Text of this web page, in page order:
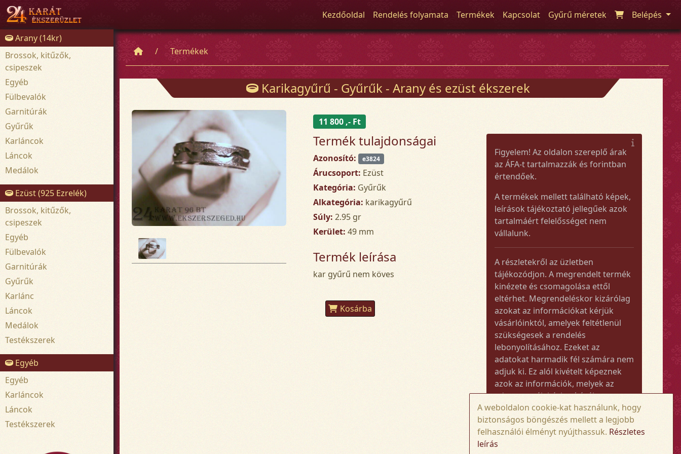
Kezdőoldal Rendelés folyamata Termékek Kapcsolat Gyűrű méretek Belépés
Arany (14kr)
Brossok, kitűzők,
csipeszek
Egyéb
Fülbevalók
Garnitúrák
Gyűrűk
Karláncok
Láncok
Medálok
Ezüst (925 Ezrelék)
Brossok, kitűzők,
csipeszek
Egyéb
Fülbevalók
Garnitúrák
Gyűrűk
Karlánc
Láncok
Medálok
Testékszerek
Egyéb
Egyéb
Karláncok
Láncok
Testékszerek
Termékek
Karikagyűrű - Gyűrűk - Arany és ezüst ékszerek
11 800 ,- Ft
Termék tulajdonságai
Azonosító: e3824
Árucsoport: Ezüst
Kategória: Gyűrűk
Alkategória: karikagyűrű
Súly: 2.95 gr
Kerület: 49 mm
Termék leírása
kar gyűrű nem köves
Kosárba
Figyelem! Az oldalon szereplő árak
az ÁFA-t tartalmazzák és forintban
értendőek.
A termékek mellett található képek,
leírások tájékoztató jellegűek azok
tartalmáért felelősséget nem
vállalunk.
A részletekről az üzletben
tájékozódjon. A megrendelt termék
kinézete és csomagolása ettől
eltérhet. Megrendeléskor kizárólag
azokat az információkat kérjük
vásárlóinktól, amelyek feltétlenül
szükségesek a rendelés
lebonyolításához. Ezeket az
adatokat harmadik fél számára nem
adjuk ki. Ez alól kivételt képeznek
azok az információk, melyek az
adott termék kézbesítéséhez vagy
kiszállításához szükségesek.
Amennyiben a megrendelt termék
összege meghaladja az 50.000 Ft-ot,
A weboldalon cookie-kat használunk, hogy
biztonságos böngészés mellett a legjobb
felhasználói élményt nyújthassuk. Részletes
leírás